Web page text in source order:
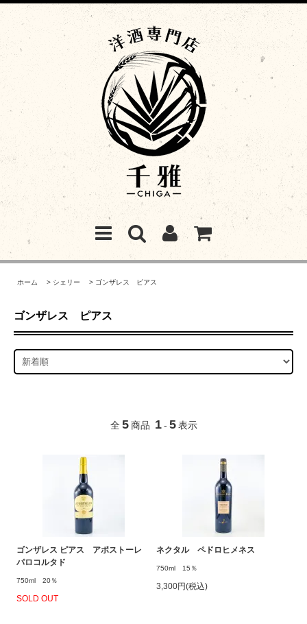
ホーム > シェリー > ゴンザレス ピアス
ゴンザレス ピアス
全 5 商品 1 - 5 表示
ゴンザレス ピアス アポストーレ
パロコルタド
750ml 20％
SOLD OUT
ネクタル ペドロヒメネス
750ml 15％
3,300円(税込)